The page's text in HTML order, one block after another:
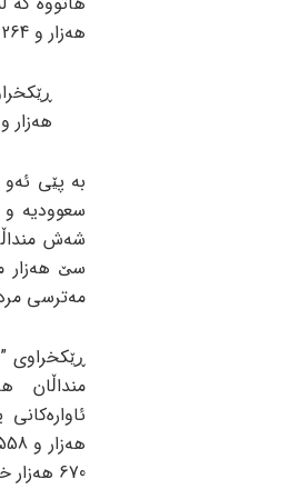
هەزار و 264 ژن و منداڵ کوژراون کە 2 هەزار و 428 کەس لەوان ژن و 3 هەزار و 848 یش منداڵ بوون.
هەزار و 217 منداڵیش بریندار بوون.
بە پێی
سعوودیە و
شەش
سێ هەزار
مەترسی
ڕێکخراوی
منداڵان
670 هەزار خێزانن./.